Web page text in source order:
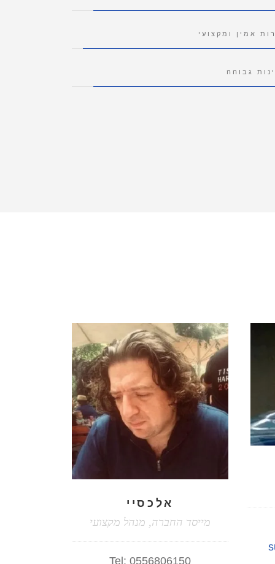
אמין ומקצועי
גבוהה
אלכסיי
מייסד החברה, מנהל מקצועי
Tel: 0556806150